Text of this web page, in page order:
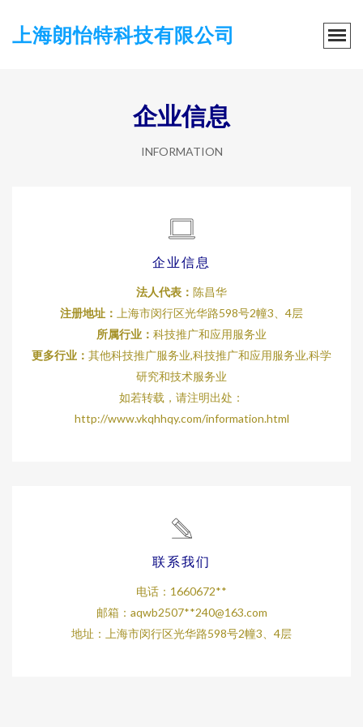
上海朗怡特科技有限公司
企业信息
INFORMATION
企业信息
法人代表： 陈昌华
注册地址：
上海市闵行区光华路598号2幢3、4层
所属行业： 科技推广和应用服务业
更多行业： 其他科技推广服务业,科技推广和应用服务业,科学
研究和技术服务业
如若转载，请注明出处：
http://www.vkqhhqy.com/information.html
联系我们
电话：1660672**
邮箱：aqwb2507**240@163.com
地址：上海市闵行区光华路598号2幢3、4层